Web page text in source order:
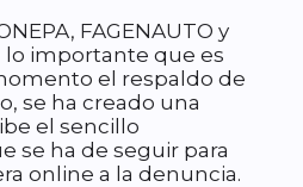
FAGENAUTO y
lo importante que es
el respaldo de
se ha creado una
el sencillo
se ha de seguir para
online a la denuncia.